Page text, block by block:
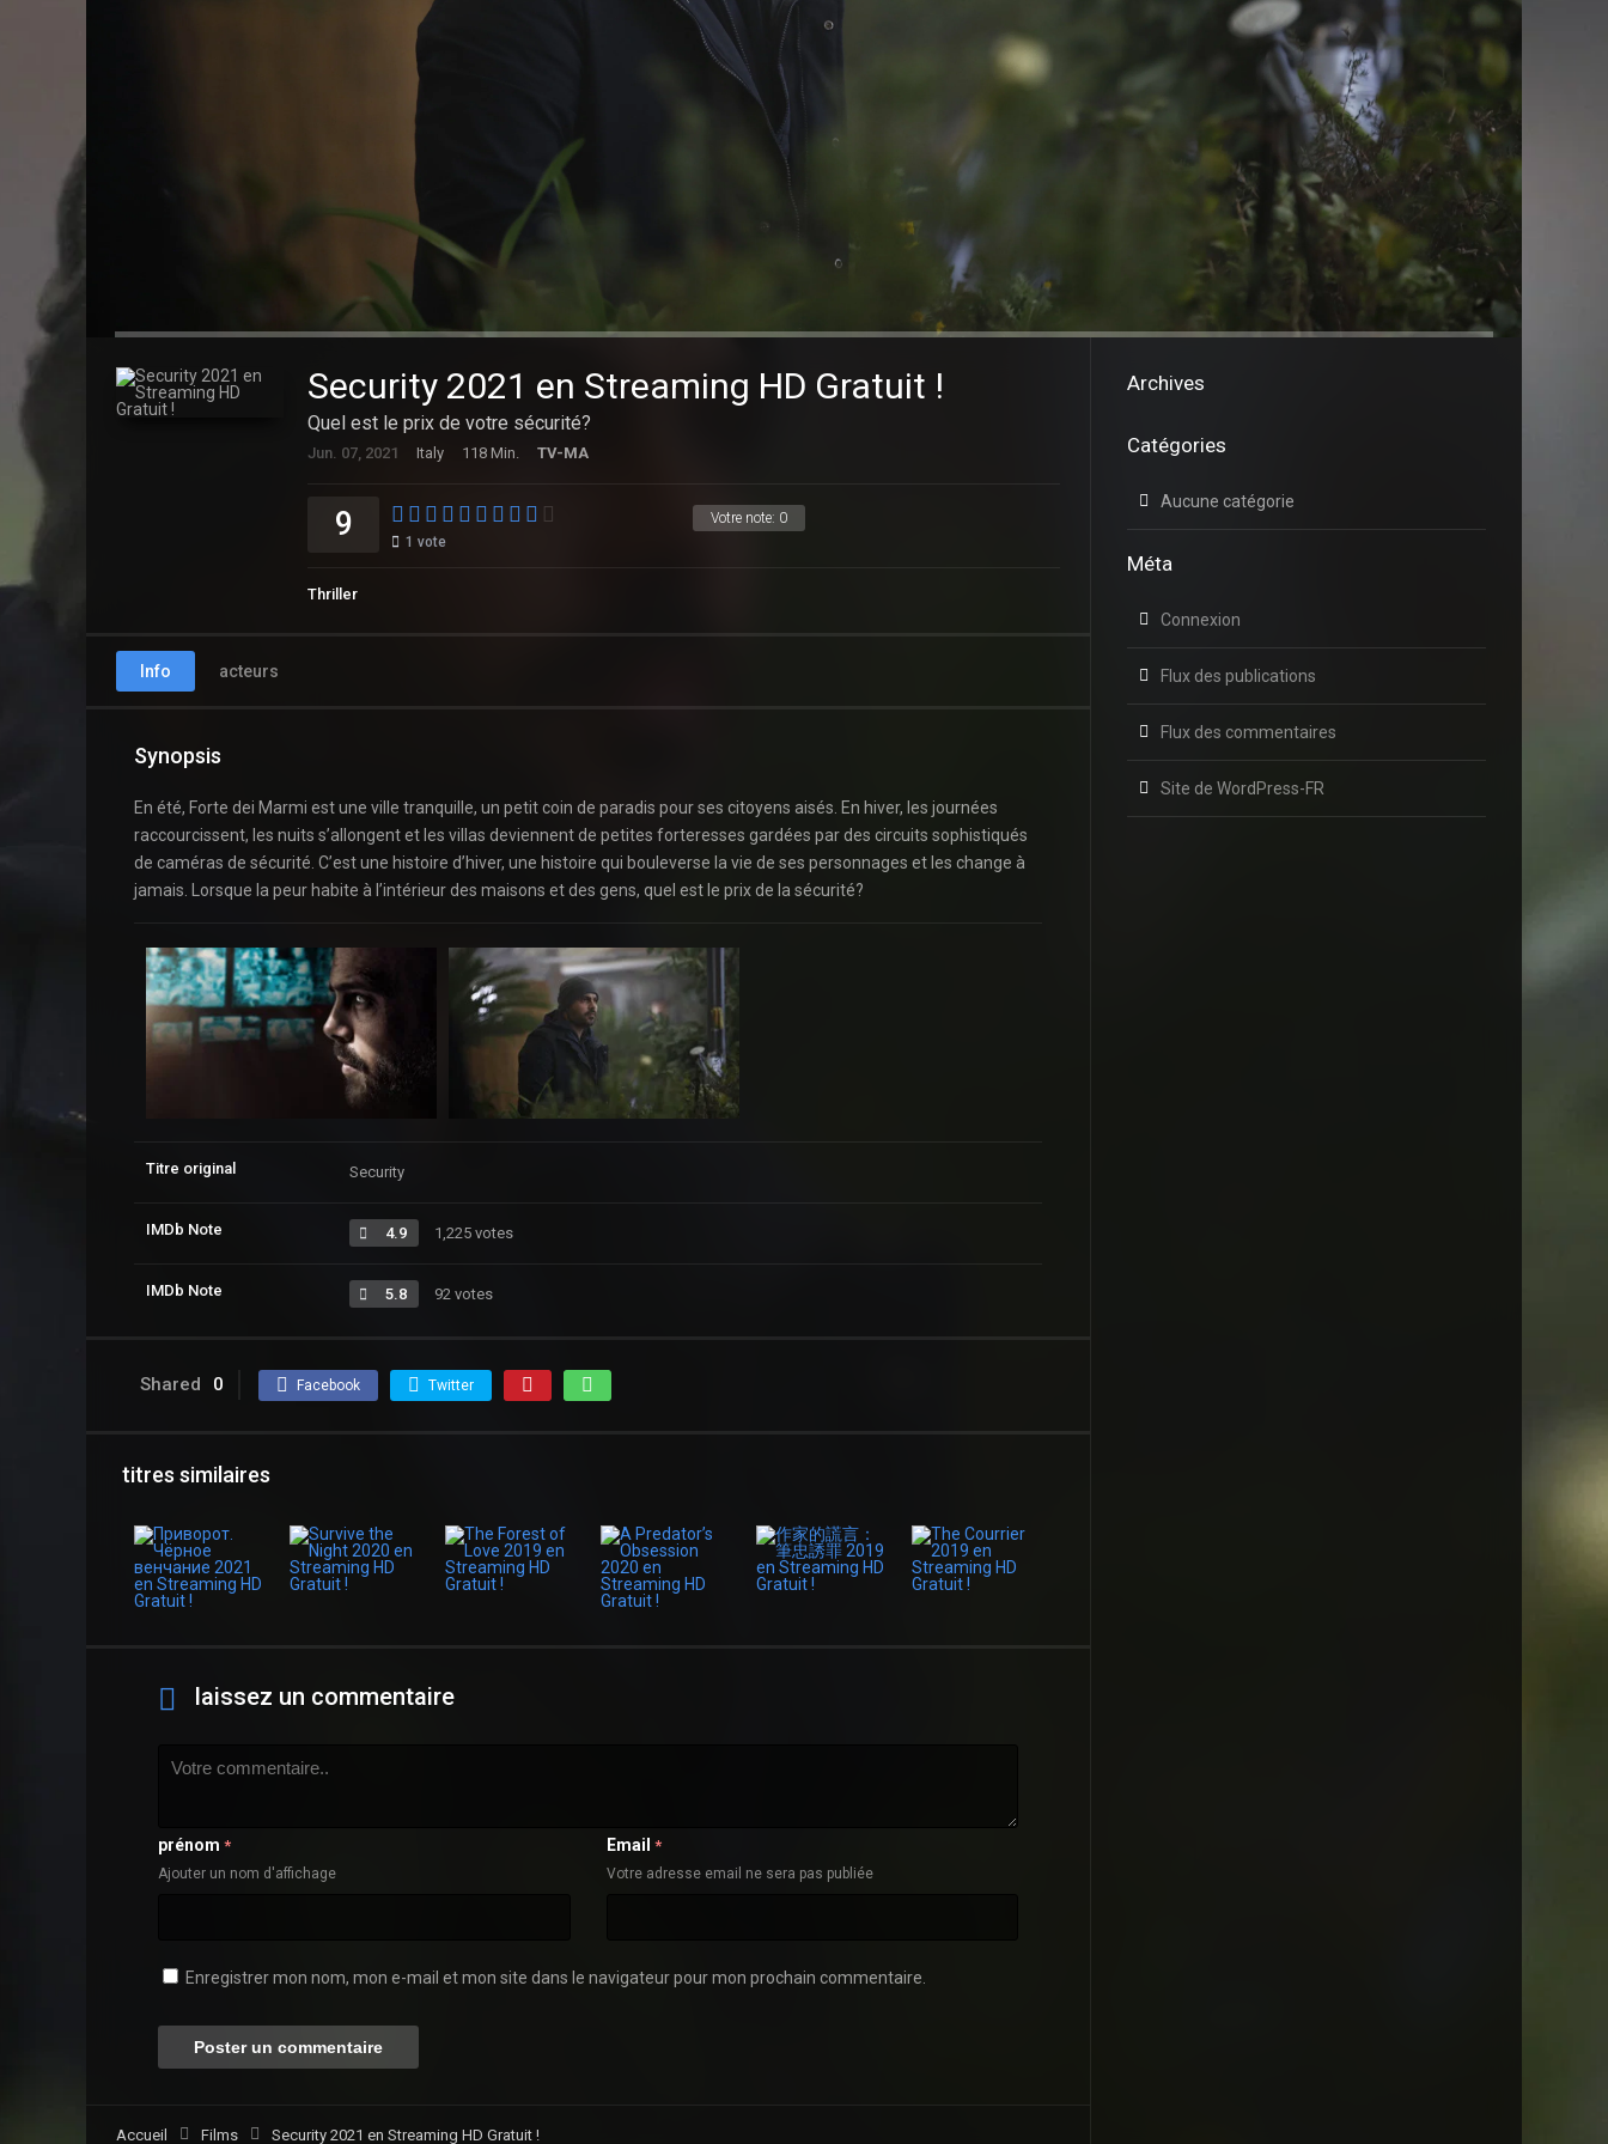
Security 2021 en Streaming HD Gratuit !
Quel est le prix de votre sécurité?
Jun. 07, 2021 Italy 118 Min. TV-MA
Votre note: 0
9 1 vote
Thriller
Info acteurs
Synopsis
En été, Forte dei Marmi est une ville tranquille, un petit coin de paradis pour ses citoyens aisés. En hiver, les journées
raccourcissent, les nuits s’allongent et les villas deviennent de petites forteresses gardées par des circuits sophistiqués
de caméras de sécurité. C’est une histoire d’hiver, une histoire qui bouleverse la vie de ses personnages et les change à
jamais. Lorsque la peur habite à l’intérieur des maisons et des gens, quel est le prix de la sécurité?
Titre original Security
IMDb Note 4.9 1,225 votes
IMDb Note 5.8 92 votes
Shared 0 Facebook Twitter
titres similaires
laissez un commentaire
prénom *
Ajouter un nom d'affichage
Email *
Votre adresse email ne sera pas publiée
Enregistrer mon nom, mon e-mail et mon site dans le navigateur pour mon prochain commentaire.
Accueil Films Security 2021 en Streaming HD Gratuit !
Archives
Catégories
Aucune catégorie
Méta
Connexion
Flux des publications
Flux des commentaires
Site de WordPress-FR